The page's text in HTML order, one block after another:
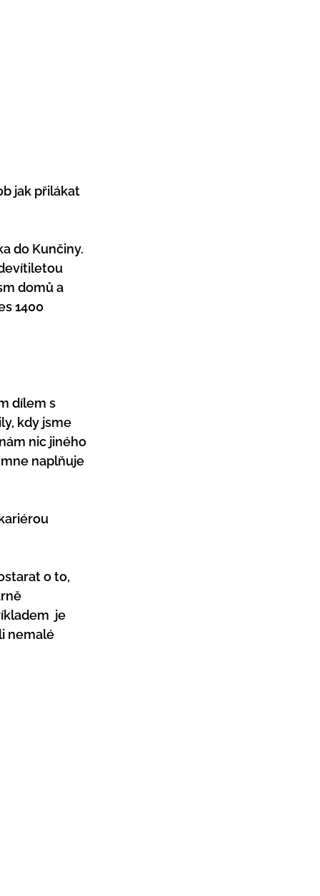
jak přilákat
do Kunčiny.
domů a
1400
dílem s
kdy jsme
nic jiného
naplňuje
o to,
je
nemalé